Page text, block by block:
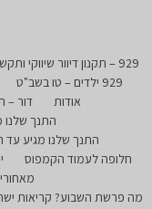
929 – תקנון דיוור שיווקי ותקשורת דיגיטלית
929 ילדים – טו בשב"ט
אודות
דור –
התנך שלנו
התנך שלנו מגיע עד
חלופה לעמוד הקמפוס
מה פרשת השבוע? קריאות